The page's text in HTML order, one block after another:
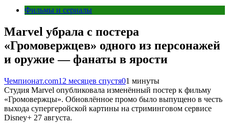
Фильмы и сериалы
Marvel убрала с постера
«Громовержцев» одного из персонажей
и оружие — фанаты в ярости
Чемпионат.com12 месяцев спустя01 минуты
Студия Marvel опубликовала изменённый постер к фильму
«Громовержцы». Обновлённое промо было выпущено в честь
выхода супергеройской картины на стриминговом сервисе
Disney+ 27 августа.